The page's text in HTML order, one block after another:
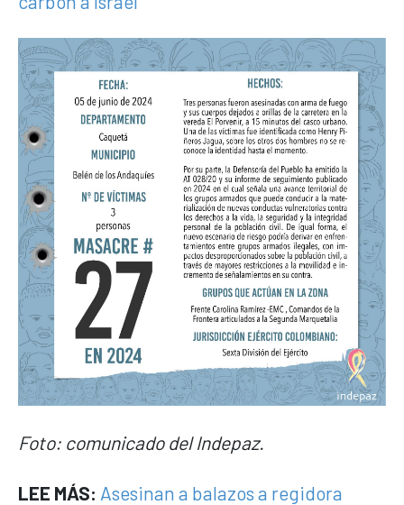
Foto: comunicado del Indepaz.
LEE MÁS: Asesinan a balazos a regidora